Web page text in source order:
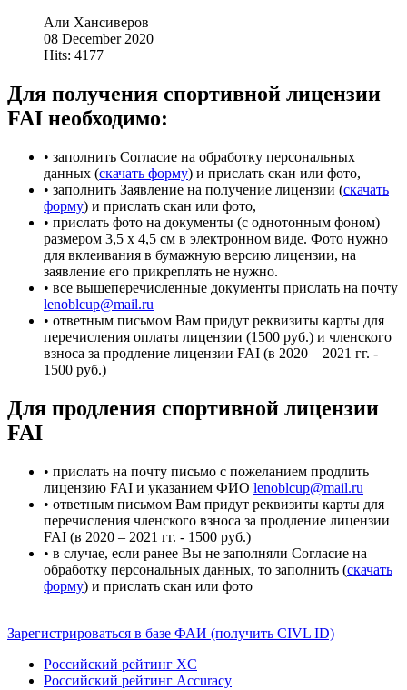
Али Хансиверов
08 December 2020
Hits: 4177
Для получения спортивной лицензии
FAI необходимо:
• заполнить Согласие на обработку персональных
данных (скачать форму) и прислать скан или фото,
• заполнить Заявление на получение лицензии (скачать
форму) и прислать скан или фото,
• прислать фото на документы (с однотонным фоном)
размером 3,5 х 4,5 см в электронном виде. Фото нужно
для вклеивания в бумажную версию лицензии, на
заявление его прикреплять не нужно.
• все вышеперечисленные документы прислать на почту
lenoblcup@mail.ru
• ответным письмом Вам придут реквизиты карты для
перечисления оплаты лицензии (1500 руб.) и членского
взноса за продление лицензии FAI (в 2020 – 2021 гг. -
1500 руб.)
Для продления спортивной лицензии
FAI
• прислать на почту письмо с пожеланием продлить
лицензию FAI и указанием ФИО lenoblcup@mail.ru
• ответным письмом Вам придут реквизиты карты для
перечисления членского взноса за продление лицензии
FAI (в 2020 – 2021 гг. - 1500 руб.)
• в случае, если ранее Вы не заполняли Согласие на
обработку персональных данных, то заполнить (скачать
форму) и прислать скан или фото
Зарегистрироваться в базе ФАИ (получить CIVL ID)
Российский рейтинг XC
Российский рейтинг Accuracy